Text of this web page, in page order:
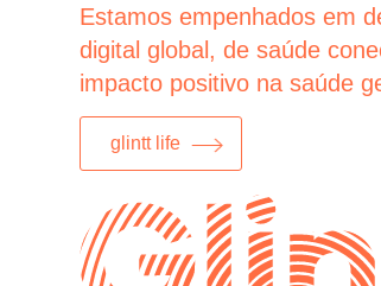
Estamos empenhados em
digital global, de saúde
impacto positivo na saúde
glintt life